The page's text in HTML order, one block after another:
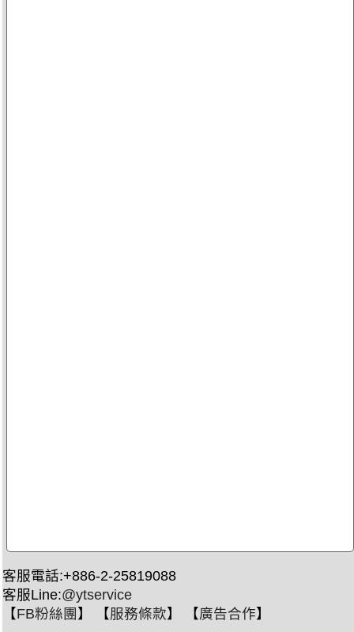
客服電話:+886-2-25819088
客服Line:@ytservice
【FB粉絲團 】 【服務條款】 【廣告合作】